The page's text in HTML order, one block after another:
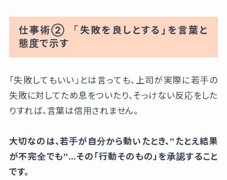
仕事術② 「失敗を良しとする」を言葉と
態度で示す
「失敗してもいい」とは言っても、上司が実際に若手の
失敗に対してため息をついたり、そっけない反応をした
りすれば、言葉は信用されません。
大切なのは、若手が自分から動いたとき、”たとえ結果
が不完全でも”…その「行動そのもの」を承認すること
です。